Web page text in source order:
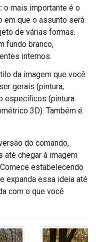
o mais importante é o
em que o assunto será
de várias formas.
fundo branco,
internos.
da imagem que você
gerais (pintura,
específicos (pintura
3D). Também é
do comando,
até chegar à imagem
estabelecendo
expanda essa ideia até
com o que você